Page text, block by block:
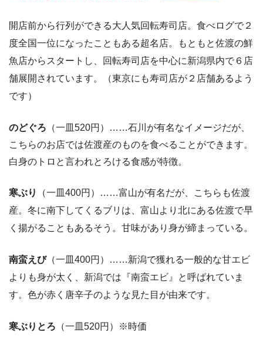
開店前から行列ができる大人気回転寿司店。食べログで２
度全国一位になったこともある超名店。もともと佐渡の鮮
魚店からスタートし、回転寿司店を中心に新潟県内で６店
舗展開されています。（東京にも寿司店が２店舗あるよう
です）
のどぐろ （一皿520円）……石川が有名なイメージだが、
こちらのお店では佐渡産のものを食べることができます。
白身のトロと言われとろける食感が特徴。
寒ぶり
（一皿400円）……富山が有名だが、こちらも佐渡
産。冬に南下してくるブリは、富山より北にある佐渡で早
く揚がることもあるそう。甘味があり身が締まっている。
南蛮えび（一皿400円）……新潟で獲れる一般的な甘エビ
よりも身が太く、新潟では『南蛮エビ』と呼ばれていま
す。色が赤く唐辛子のような見た目が由来です。
寒ぶりとろ （一皿520円）※時価